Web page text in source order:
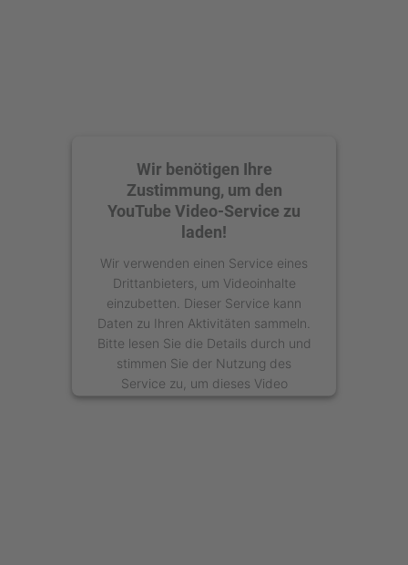
Wir benötigen Ihre
Zustimmung, um den
YouTube Video-Service zu
laden!
Wir verwenden einen Service eines
Drittanbieters, um Videoinhalte
einzubetten. Dieser Service kann
Daten zu Ihren Aktivitäten sammeln.
Bitte lesen Sie die Details durch und
stimmen Sie der Nutzung des
Service zu, um dieses Video
anzusehen.